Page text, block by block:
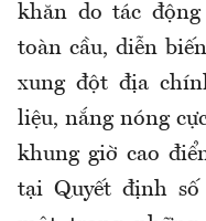
khăn do tác
toàn cầu, diễn
xung đột địa
liệu, nắng nóng
khung giờ cao
tại Quyết định số